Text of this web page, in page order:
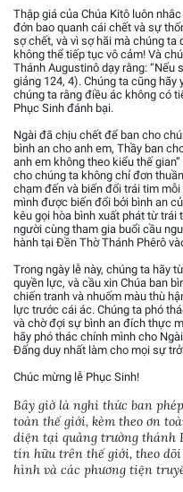
Thập giá của Chúa Kitô luôn
đớn bao quanh cái chết và sự
sợ chết, và vì sợ hãi mà chúng ta
không thể tiếp tục vô cảm! Và
Thánh Augustinô dạy rằng: “Nếu
giảng 124, 4). Chúng ta cũng
chúng ta rằng điều ác không có
Phục Sinh đánh bại.
Ngài đã chịu chết để ban cho
bình an cho anh em, Thầy ban
anh em không theo kiểu thế
cho chúng ta không chỉ đơn
chạm đến và biến đổi trái tim
mình được biến đổi bởi bình an
kêu gọi hòa bình xuất phát từ trái
người cùng tham gia buổi cầu
hành tại Đền Thờ Thánh Phêrô
Trong ngày lễ này, chúng ta hãy
quyền lực, và cầu xin Chúa ban
chiến tranh và nhuốm màu thù
lực trước cái ác. Chúng ta phó
và chờ đợi sự bình an đích thực
hãy phó thác chính mình cho
Đấng duy nhất làm cho mọi sự
Chúc mừng lễ Phục Sinh!
Bây giờ là nghi thức ban
toàn thế giới, kèm theo ơn
diện tại quảng trường thánh
tín hữu trên thế giới, theo
hình và các phương tiện